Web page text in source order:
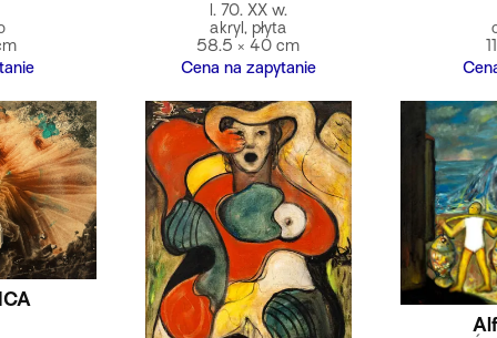
l. 70. XX w.
akryl, płyta
58.5 × 40 cm
Cena na zapytanie